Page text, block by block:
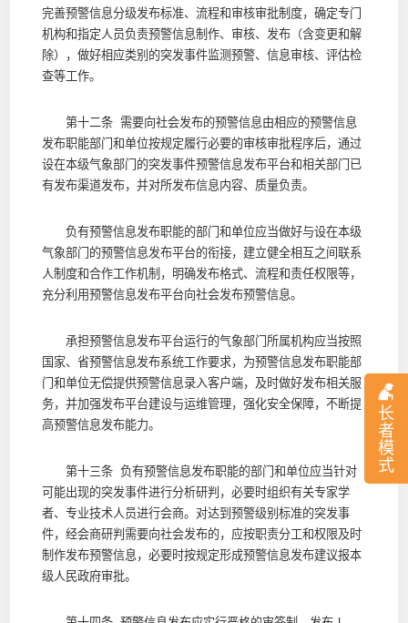
长
者
模
式
完善预警信息分级发布标准、流程和审核审批制度，确定专门
机构和指定人员负责预警信息制作、审核、发布（含变更和解
除），做好相应类别的突发事件监测预警、信息审核、评估检
查等工作。
第十二条 需要向社会发布的预警信息由相应的预警信息
发布职能部门和单位按规定履行必要的审核审批程序后，通过
设在本级气象部门的突发事件预警信息发布平台和相关部门已
有发布渠道发布，并对所发布信息内容、质量负责。
负有预警信息发布职能的部门和单位应当做好与设在本级
气象部门的预警信息发布平台的衔接，建立健全相互之间联系
人制度和合作工作机制，明确发布格式、流程和责任权限等，
充分利用预警信息发布平台向社会发布预警信息。
承担预警信息发布平台运行的气象部门所属机构应当按照
国家、省预警信息发布系统工作要求，为预警信息发布职能部
门和单位无偿提供预警信息录入客户端，及时做好发布相关服
务，并加强发布平台建设与运维管理，强化安全保障，不断提
高预警信息发布能力。
第十三条 负有预警信息发布职能的部门和单位应当针对
可能出现的突发事件进行分析研判，必要时组织有关专家学
者、专业技术人员进行会商。对达到预警级别标准的突发事
件，经会商研判需要向社会发布的，应按职责分工和权限及时
制作发布预警信息，必要时按规定形成预警信息发布建议报本
级人民政府审批。